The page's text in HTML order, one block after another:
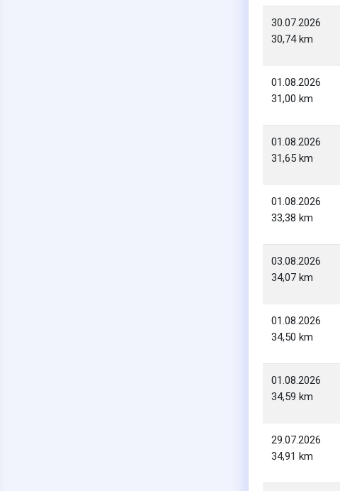
30.07.2026
30,74 km
01.08.2026
31,00 km
01.08.2026
31,65 km
01.08.2026
33,38 km
03.08.2026
34,07 km
01.08.2026
34,50 km
01.08.2026
34,59 km
29.07.2026
34,91 km